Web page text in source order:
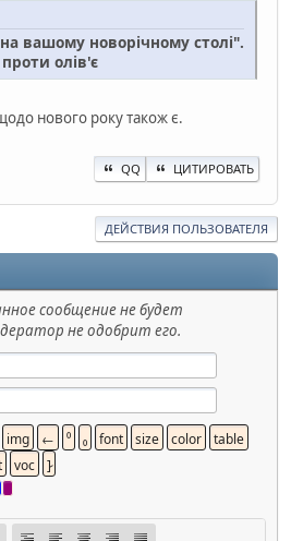
вашому новорічному столі".
олів'є
нового року також є.
QQ ЦИТИРОВАТЬ
ДЕЙСТВИЯ ПОЛЬЗОВАТЕЛЯ
сообщение не будет
не одобрит его.